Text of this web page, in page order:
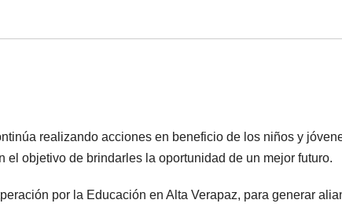
realizando acciones en beneficio de los niños y
objetivo de brindarles la oportunidad de un mejor futuro.
por la Educación en Alta Verapaz, para generar